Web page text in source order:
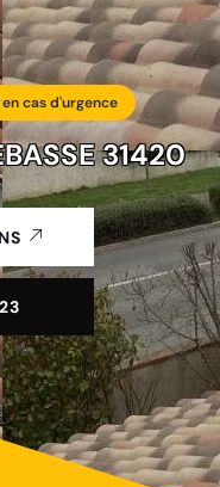
cas d'urgence
31420